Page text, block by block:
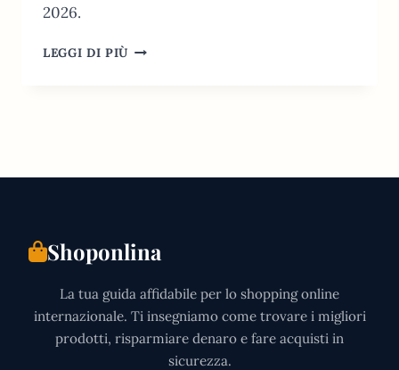
2026.
LEGGI DI PIÙ SHEIN
E
Shoponlina
La tua guida affidabile per lo shopping online
internazionale. Ti insegniamo come trovare i migliori
prodotti, risparmiare denaro e fare acquisti in
sicurezza.